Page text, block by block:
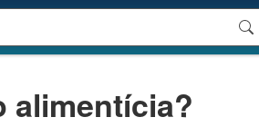
alimentícia?